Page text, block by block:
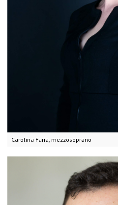
Carolina Faria, mezzosoprano